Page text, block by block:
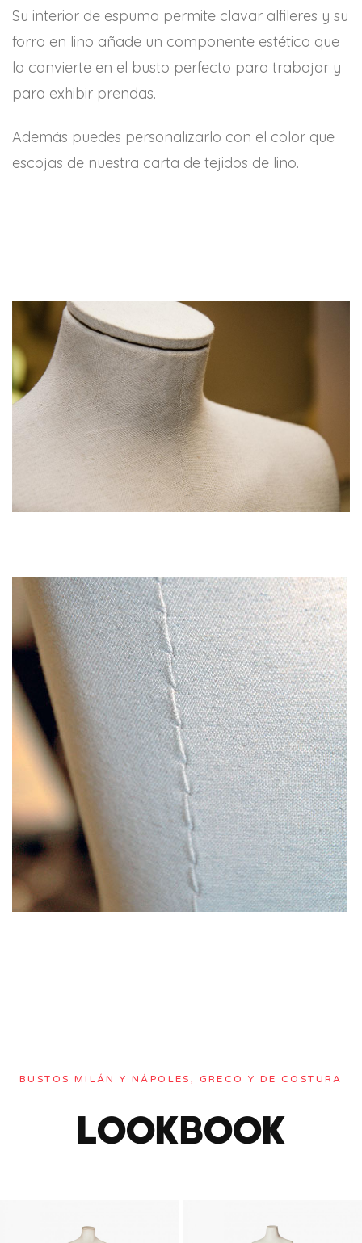
Su interior de espuma permite clavar alfileres y su
forro en lino añade un componente estético que
lo convierte en el busto perfecto para trabajar y
para exhibir prendas.
Además puedes personalizarlo con el color que
escojas de nuestra carta de tejidos de lino.
BUSTOS MILÁN Y NÁPOLES, GRECO Y DE COSTURA
LOOKBOOK